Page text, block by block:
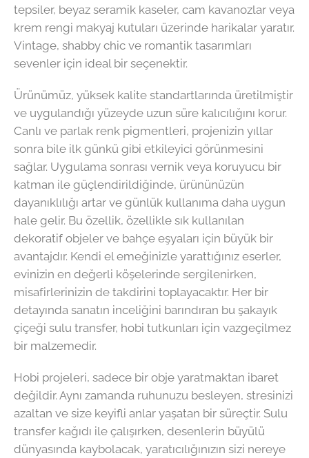
tepsiler, beyaz seramik kaseler, cam kavanozlar veya
krem rengi makyaj kutuları üzerinde harikalar yaratır.
Vintage, shabby chic ve romantik tasarımları
sevenler için ideal bir seçenektir.
Ürünümüz, yüksek kalite standartlarında üretilmiştir
ve uygulandığı yüzeyde uzun süre kalıcılığını korur.
Canlı ve parlak renk pigmentleri, projenizin yıllar
sonra bile ilk günkü gibi etkileyici görünmesini
sağlar. Uygulama sonrası vernik veya koruyucu bir
katman ile güçlendirildiğinde, ürününüzün
dayanıklılığı artar ve günlük kullanıma daha uygun
hale gelir. Bu özellik, özellikle sık kullanılan
dekoratif objeler ve bahçe eşyaları için büyük bir
avantajdır. Kendi el emeğinizle yarattığınız eserler,
evinizin en değerli köşelerinde sergilenirken,
misafirlerinizin de takdirini toplayacaktır. Her bir
detayında sanatın inceliğini barındıran bu şakayık
çiçeği sulu transfer, hobi tutkunları için vazgeçilmez
bir malzemedir.
Hobi projeleri, sadece bir obje yaratmaktan ibaret
değildir. Aynı zamanda ruhunuzu besleyen, stresinizi
azaltan ve size keyifli anlar yaşatan bir süreçtir. Sulu
transfer kağıdı ile çalışırken, desenlerin büyülü
dünyasında kaybolacak, yaratıcılığınızın sizi nereye